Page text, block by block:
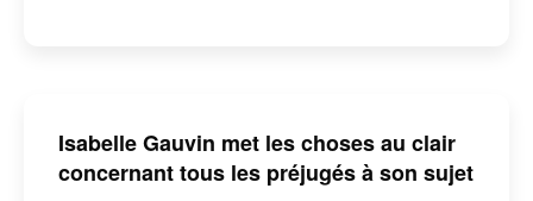
Isabelle Gauvin met les choses au clair
concernant tous les préjugés à son sujet